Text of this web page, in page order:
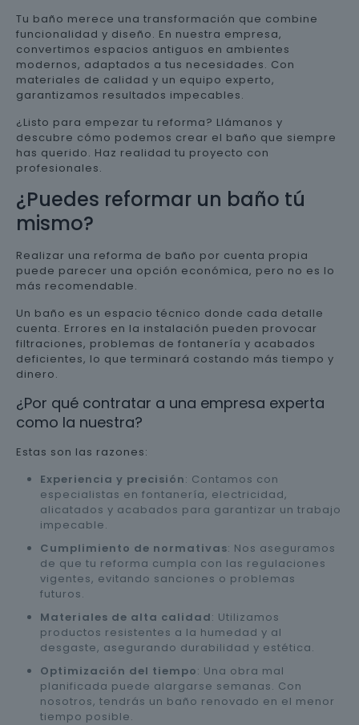
Tu baño merece una transformación que combine
funcionalidad y diseño. En nuestra empresa,
convertimos espacios antiguos en ambientes
modernos, adaptados a tus necesidades. Con
materiales de calidad y un equipo experto,
garantizamos resultados impecables.
¿Listo para empezar tu reforma? Llámanos y
descubre cómo podemos crear el baño que siempre
has querido. Haz realidad tu proyecto con
profesionales.
¿Puedes reformar un baño tú
mismo?
Realizar una reforma de baño por cuenta propia
puede parecer una opción económica, pero no es lo
más recomendable.
Un baño es un espacio técnico donde cada detalle
cuenta. Errores en la instalación pueden provocar
filtraciones, problemas de fontanería y acabados
deficientes, lo que terminará costando más tiempo y
dinero.
¿Por qué contratar a una empresa experta
como la nuestra?
Estas son las razones:
Experiencia y precisión: Contamos con
especialistas en fontanería, electricidad,
alicatados y acabados para garantizar un trabajo
impecable.
Cumplimiento de normativas: Nos aseguramos
de que tu reforma cumpla con las regulaciones
vigentes, evitando sanciones o problemas
futuros.
Materiales de alta calidad: Utilizamos
productos resistentes a la humedad y al
desgaste, asegurando durabilidad y estética.
Optimización del tiempo: Una obra mal
planificada puede alargarse semanas. Con
nosotros, tendrás un baño renovado en el menor
tiempo posible.